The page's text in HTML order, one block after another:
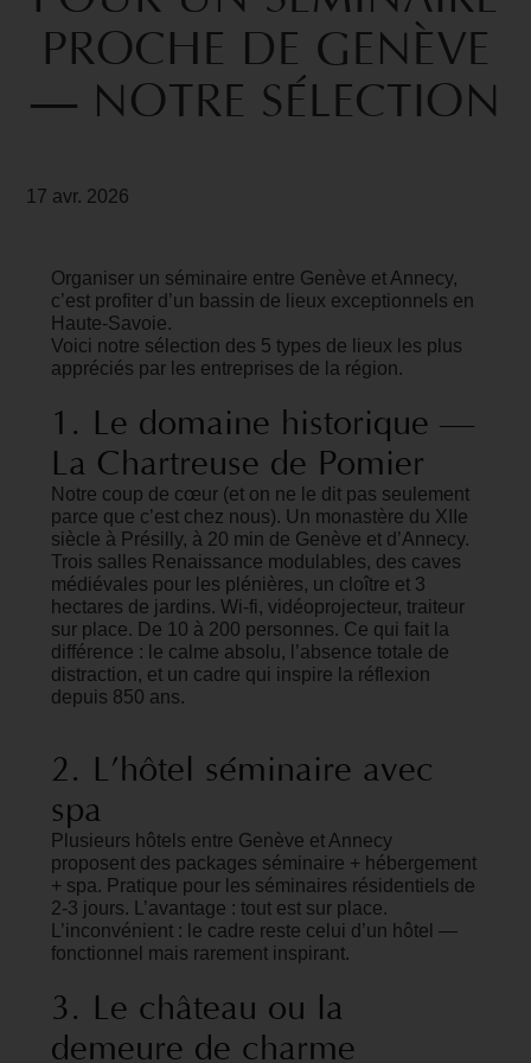
PROCHE DE GENÈVE
— NOTRE SÉLECTION
17 avr. 2026
Organiser un séminaire entre Genève et Annecy,
c’est profiter d’un bassin de lieux exceptionnels en
Haute-Savoie.
Voici notre sélection des 5 types de lieux les plus
appréciés par les entreprises de la région.
1. Le domaine historique —
La Chartreuse de Pomier
Notre coup de cœur (et on ne le dit pas seulement
parce que c’est chez nous). Un monastère du XIIe
siècle à Présilly, à 20 min de Genève et d’Annecy.
Trois salles Renaissance modulables, des caves
médiévales pour les plénières, un cloître et 3
hectares de jardins. Wi-fi, vidéoprojecteur, traiteur
sur place. De 10 à 200 personnes. Ce qui fait la
différence : le calme absolu, l’absence totale de
distraction, et un cadre qui inspire la réflexion
depuis 850 ans.
2. L’hôtel séminaire avec
spa
Plusieurs hôtels entre Genève et Annecy
proposent des packages séminaire + hébergement
+ spa. Pratique pour les séminaires résidentiels de
2-3 jours. L’avantage : tout est sur place.
L’inconvénient : le cadre reste celui d’un hôtel —
fonctionnel mais rarement inspirant.
3. Le château ou la
demeure de charme